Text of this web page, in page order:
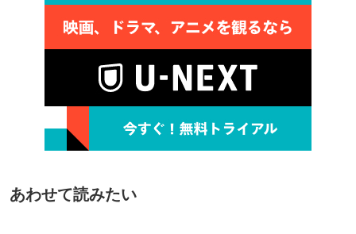
あわせて読みたい